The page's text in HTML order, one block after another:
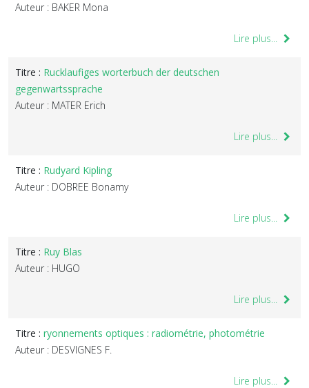
Auteur : BAKER Mona
Lire plus...
Titre : Rucklaufiges worterbuch der deutschen
gegenwartssprache
Auteur : MATER Erich
Lire plus...
Titre : Rudyard Kipling
Auteur : DOBREE Bonamy
Lire plus...
Titre : Ruy Blas
Auteur : HUGO
Lire plus...
Titre : ryonnements optiques : radiométrie, photométrie
Auteur : DESVIGNES F.
Lire plus...